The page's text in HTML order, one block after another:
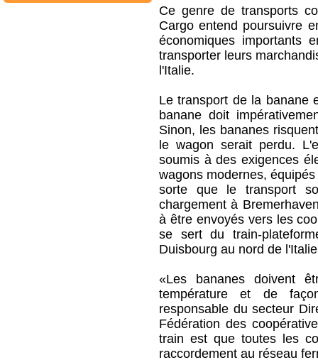
Ce genre de transports
Cargo entend poursuivre
économiques importants
transporter leurs
l'Italie.
Le transport de la banane
banane doit
Sinon, les bananes
le wagon serait perdu.
soumis à des exigences
wagons modernes,
sorte que le transport
chargement à
à être envoyés vers les
se sert du train-
Duisbourg au nord de
«Les bananes doivent
température et de
responsable du secteur
Fédération des
train est que toutes les
raccordement au réseau